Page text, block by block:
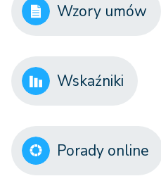
Wzory umów
Wskaźniki
Porady online